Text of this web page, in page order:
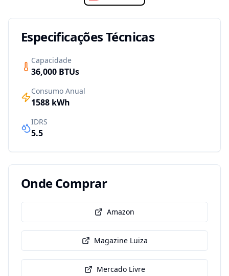
Especificações Técnicas
Capacidade
36,000 BTUs
Consumo Anual
1588 kWh
IDRS
5.5
Onde Comprar
Amazon
Magazine Luiza
Mercado Livre